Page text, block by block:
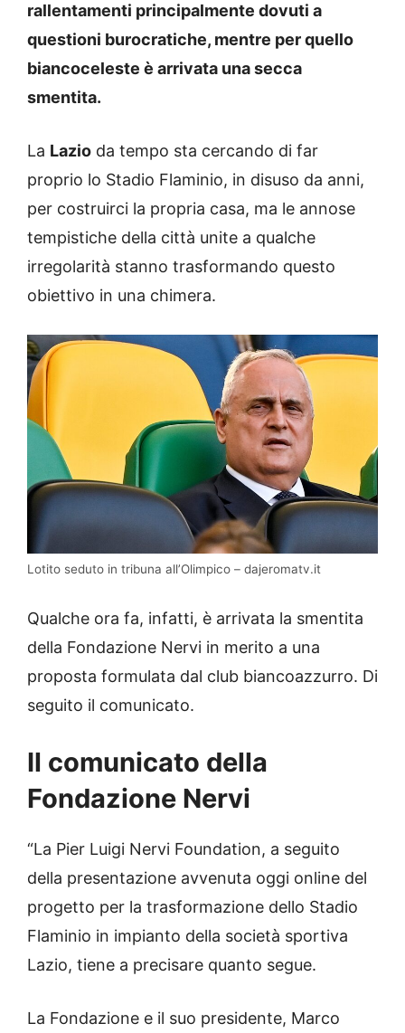
rallentamenti principalmente dovuti a
questioni burocratiche, mentre per quello
biancoceleste è arrivata una secca
smentita.
La Lazio da tempo sta cercando di far
proprio lo Stadio Flaminio, in disuso da anni,
per costruirci la propria casa, ma le annose
tempistiche della città unite a qualche
irregolarità stanno trasformando questo
obiettivo in una chimera.
Lotito seduto in tribuna all’Olimpico – dajeromatv.it
Qualche ora fa, infatti, è arrivata la smentita
della Fondazione Nervi in merito a una
proposta formulata dal club biancoazzurro. Di
seguito il comunicato.
Il comunicato della
Fondazione Nervi
“La Pier Luigi Nervi Foundation, a seguito
della presentazione avvenuta oggi online del
progetto per la trasformazione dello Stadio
Flaminio in impianto della società sportiva
Lazio, tiene a precisare quanto segue.
La Fondazione e il suo presidente, Marco